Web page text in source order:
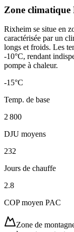
Zone climatique
Rixheim se situe en
caractérisée par un
longs et froids. Les
-10°C, rendant
pompe à chaleur.
-15°C
Temp. de base
2 800
DJU moyens
232
Jours de chauffe
2.8
COP moyen PAC
Zone de